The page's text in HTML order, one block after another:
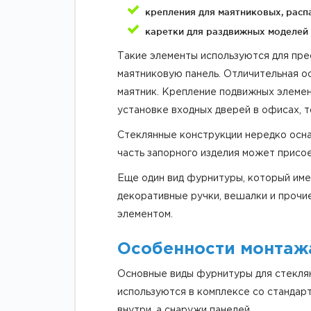
крепления для маятниковых,
каретки для раздвижных моделей
Такие элементы используются для
маятниковую панель. Отличительная
маятник. Крепление подвижных
установке входных дверей в офисах,
Стеклянные конструкции нередко
часть запорного изделия может
Еще один вид фурнитуры, который
декоративные ручки, вешалки и
элементом.
Особенности
Основные виды фурнитуры для
используются в комплексе со